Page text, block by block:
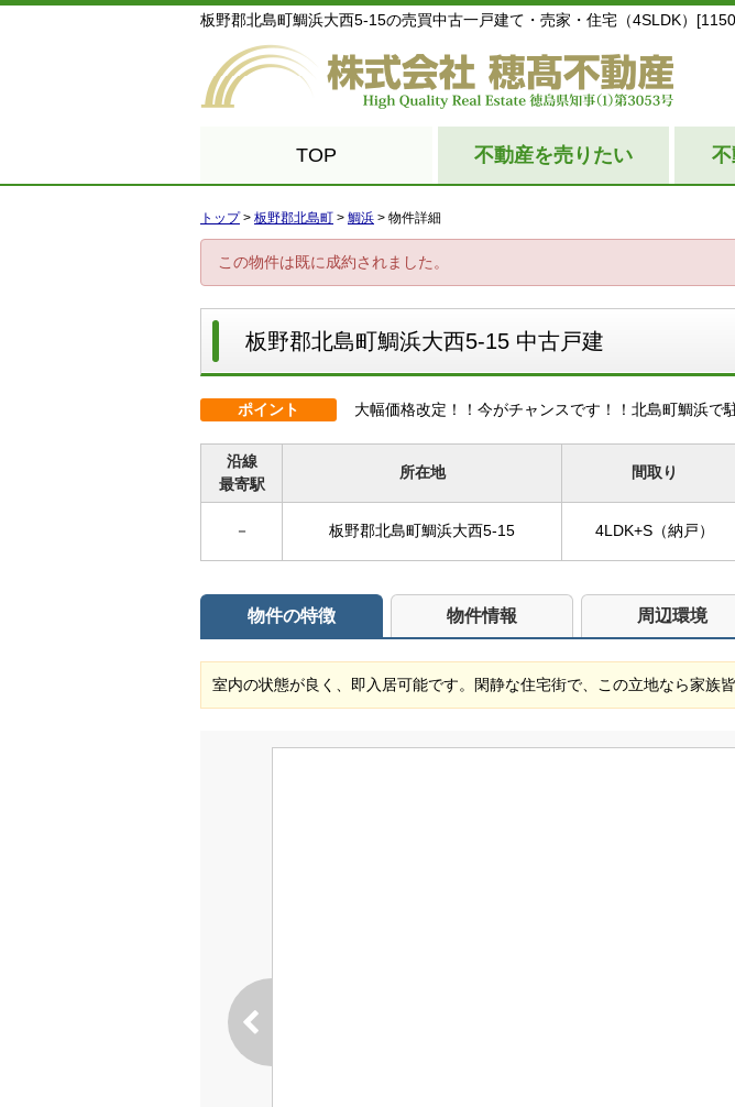
板野郡北島町鯛浜大西5-15の売買中古一戸建て・売家・住宅（4SLDK）
TOP 不動産を売りたい
トップ> 板野郡北島町 > 鯛浜 > 物件詳細
この物件は既に成約されました。
板野郡北島町鯛浜大西5-15 中古戸建
ポイント 大幅価格改定！！今がチャンスです！！北島町鯛浜で
沿線
最寄駅
所在地 間取り
－ 板野郡北島町鯛浜大西5-15 4LDK+S（納戸）
物件の特徴 物件情報 周辺環境
室内の状態が良く、即入居可能です。閑静な住宅街で、この立地なら家族皆